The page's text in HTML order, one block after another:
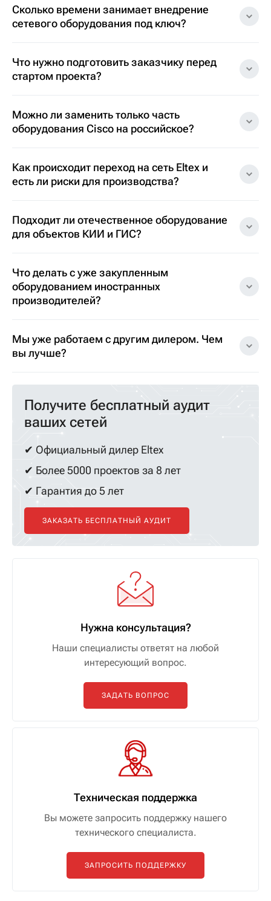
Сколько времени занимает внедрение
сетевого оборудования под ключ?
Что нужно подготовить заказчику перед
стартом проекта?
Можно ли заменить только часть
оборудования Cisco на российское?
Как происходит переход на сеть Eltex и
есть ли риски для производства?
Подходит ли отечественное оборудование
для объектов КИИ и ГИС?
Что делать с уже закупленным
оборудованием иностранных
производителей?
Мы уже работаем с другим дилером. Чем
вы лучше?
Получите бесплатный аудит
ваших сетей
✔ Официальный дилер Eltex
✔ Более 5000 проектов за 8 лет
✔ Гарантия до 5 лет
ЗАКАЗАТЬ БЕСПЛАТНЫЙ АУДИТ
Нужна консультация?
Наши специалисты ответят на любой
интересующий вопрос.
ЗАДАТЬ ВОПРОС
Техническая поддержка
Вы можете запросить поддержку нашего
технического специалиста.
ЗАПРОСИТЬ ПОДДЕРЖКУ